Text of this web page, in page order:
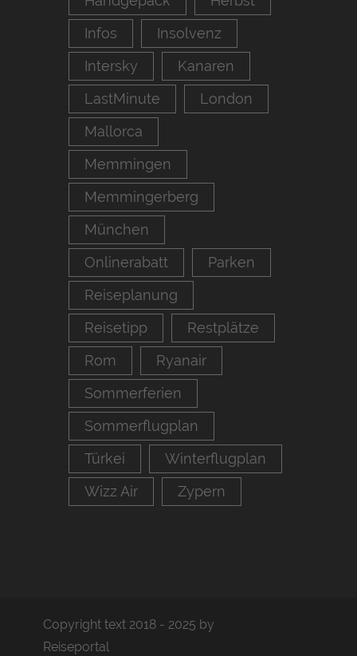
Infos
Insolvenz
Intersky
Kanaren
LastMinute
London
Mallorca
Memmingen
Memmingerberg
München
Onlinerabatt
Parken
Reiseplanung
Reisetipp
Restplätze
Rom
Ryanair
Sommerferien
Sommerflugplan
Türkei
Winterflugplan
Wizz Air
Zypern
Copyright text 2018 - 2025 by
Reiseportal